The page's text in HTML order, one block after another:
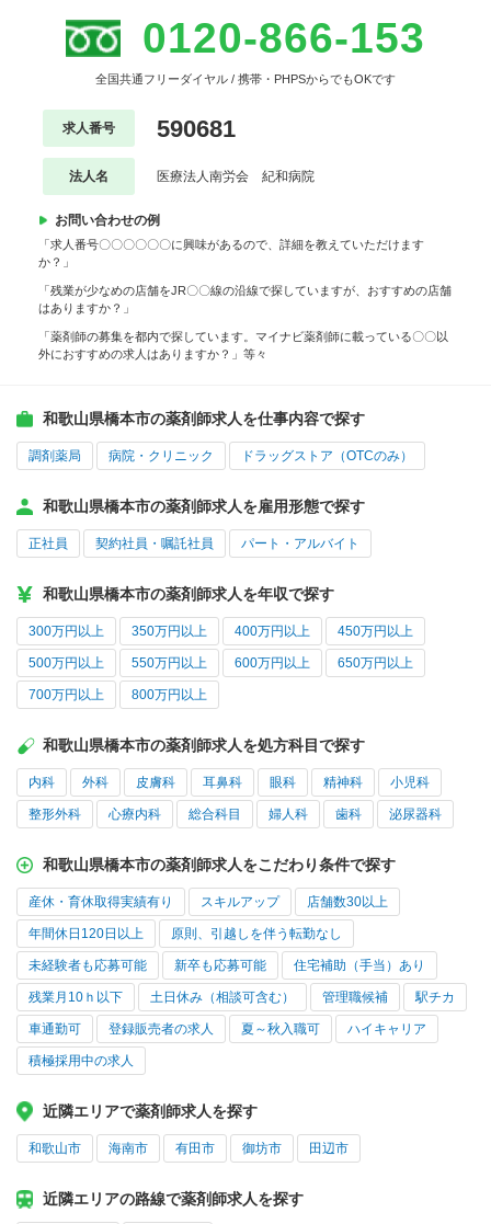
0120-866-153
全国共通フリーダイヤル / 携帯・PHPSからでもOKです
求人番号 590681
法人名 医療法人南労会 紀和病院
お問い合わせの例
「求人番号〇〇〇〇〇〇に興味があるので、詳細を教えていただけます
か？」
「残業が少なめの店舗をJR〇〇線の沿線で探していますが、おすすめの店舗
はありますか？」
「薬剤師の募集を都内で探しています。マイナビ薬剤師に載っている〇〇以
外におすすめの求人はありますか？」等々
和歌山県橋本市の薬剤師求人を仕事内容で探す
調剤薬局 病院・クリニック ドラッグストア（OTCのみ）
和歌山県橋本市の薬剤師求人を雇用形態で探す
正社員 契約社員・嘱託社員 パート・アルバイト
和歌山県橋本市の薬剤師求人を年収で探す
300万円以上 350万円以上 400万円以上 450万円以上
500万円以上 550万円以上 600万円以上 650万円以上
700万円以上 800万円以上
和歌山県橋本市の薬剤師求人を処方科目で探す
内科 外科 皮膚科 耳鼻科 眼科 精神科 小児科
整形外科 心療内科 総合科目 婦人科 歯科 泌尿器科
和歌山県橋本市の薬剤師求人をこだわり条件で探す
産休・育休取得実績有り スキルアップ 店舗数30以上
年間休日120日以上 原則、引越しを伴う転勤なし
未経験者も応募可能 新卒も応募可能 住宅補助（手当）あり
残業月10ｈ以下 土日休み（相談可含む） 管理職候補 駅チカ
車通勤可 登録販売者の求人 夏～秋入職可 ハイキャリア
積極採用中の求人
近隣エリアで薬剤師求人を探す
和歌山市 海南市 有田市 御坊市 田辺市
近隣エリアの路線で薬剤師求人を探す